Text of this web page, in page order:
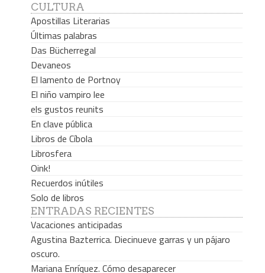
CULTURA
Apostillas Literarias
Últimas palabras
Das Bücherregal
Devaneos
El lamento de Portnoy
El niño vampiro lee
els gustos reunits
En clave pública
Libros de Cíbola
Librosfera
Oink!
Recuerdos inútiles
Solo de libros
ENTRADAS RECIENTES
Vacaciones anticipadas
Agustina Bazterrica. Diecinueve garras y un pájaro
oscuro.
Mariana Enríquez. Cómo desaparecer